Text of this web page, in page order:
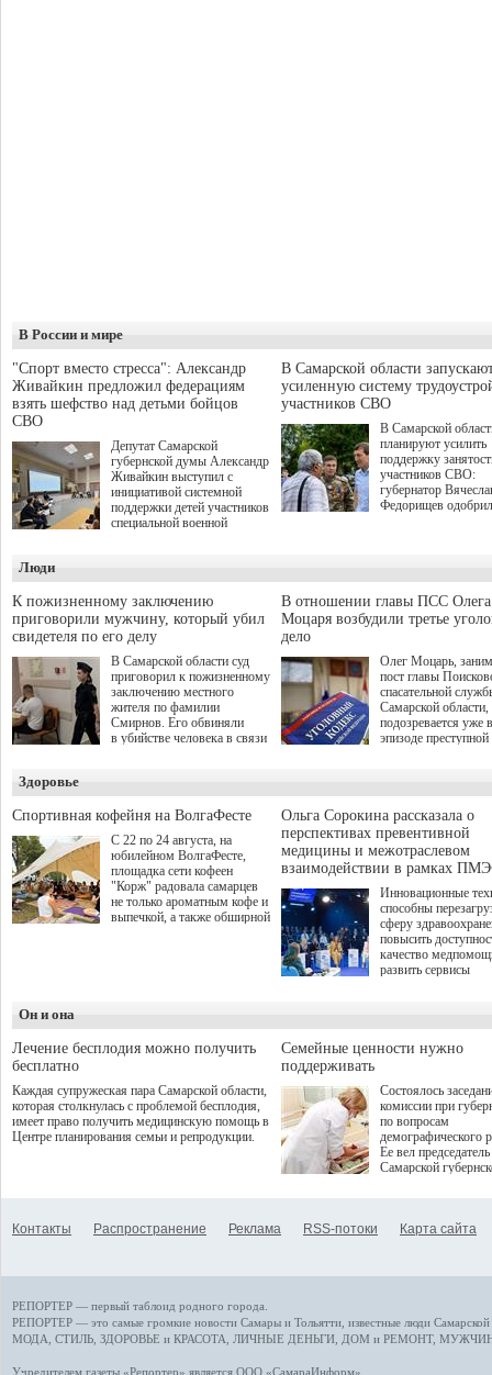
В России и мире
"Спорт вместо стресса": Александр
Живайкин предложил федерациям
взять шефство над детьми бойцов
СВО
Депутат Самарской
губернской думы Александр
Живайкин выступил с
инициативой системной
поддержки детей участников
специальной военной
"Помощь фронту и семьям
участников СВО", которая
прошла в Отрадном 7
августа.
В Самарской области
усиленную систему
участников СВО
В Самарской
планируют усилить
поддержку
участников СВО:
губернатор
Федорищев
на трудоустройство
спокойную
мирной жизни.
Люди
К пожизненному заключению
приговорили мужчину, который убил
свидетеля по его делу
В Самарской области суд
приговорил к пожизненному
заключению местного
жителя по фамилии
Смирнов. Его обвиняли
в убийстве человека в связи
В отношении главы ПСС Олега
Моцаря возбудили третье
дело
Олег Моцарь,
пост главы
спасательной
Самарской области,
подозревается уже
эпизоде преступной
а сам он
Здоровье
Спортивная кофейня на ВолгаФесте
С 22 по 24 августа, на
юбилейном ВолгаФесте,
площадка сети кофеен
"Корж" радовала самарцев
не только ароматным кофе и
выпечкой, а также обширной
Ольга Сорокина рассказала о
перспективах превентивной
медицины и межотраслевом
взаимодействии в рамках
Инновационные
способны
сферу
повысить
качество
развить сервисы
определенными
К ним можно
возникающие при
данными
более динамичного
проникновения
сегмент
отраслевое
рассказала Ольга
ходе сессии
качества жизни" в
ПМЭФ 2025. В
Он и она
Лечение бесплодия можно получить
бесплатно
Каждая супружеская пара Самарской области,
которая столкнулась с проблемой бесплодия,
имеет право получить медицинскую помощь в
Центре планирования семьи и репродукции.
Семейные ценности нужно
поддерживать
Состоялось
комиссии при
по вопросам
демографического
Ее вел председатель
Самарской
Контакты Распространение Реклама RSS-потоки Карта сайта
РЕПОРТЕР — первый таблоид родного города.
РЕПОРТЕР — это самые громкие новости Самары и Тольятти, известные люди
МОДА, СТИЛЬ ЗДОРОВЬЕ и КРАСОТА ЛИЧНЫЕ ДЕНЬГИ ДОМ и РЕМОНТ,
Учредителем газеты «Репортер» является ООО «СамараИнформ»